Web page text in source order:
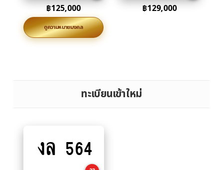
฿125,000
ดูความหมายมงคล
฿129,000
ทะเบียนเข้าใหม่
to
งล 564